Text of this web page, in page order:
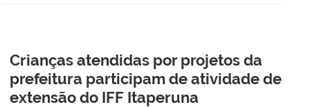
Crianças atendidas por projetos da
prefeitura participam de atividade de
extensão do IFF Itaperuna